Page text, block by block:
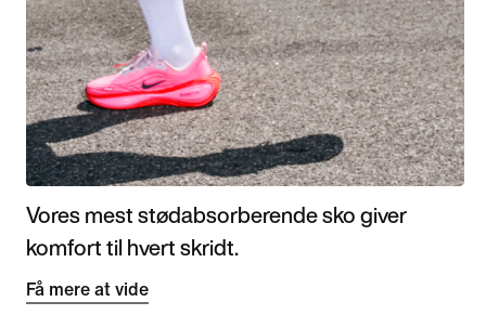
Vores mest stødabsorberende sko giver
komfort til hvert skridt.
Få mere at vide